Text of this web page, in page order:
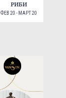
РИБИ
ФЕВ 20 - МАРТ 20